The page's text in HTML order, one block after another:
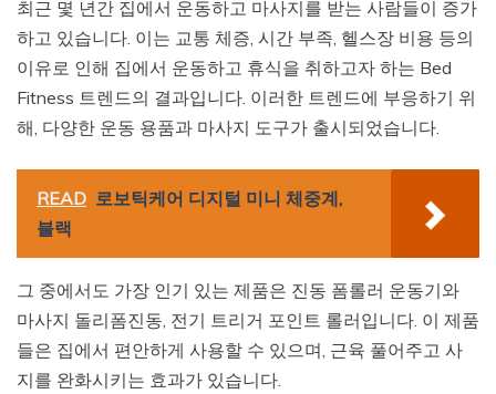
최근 몇 년간 집에서 운동하고 마사지를 받는 사람들이 증가
하고 있습니다. 이는 교통 체증, 시간 부족, 헬스장 비용 등의
이유로 인해 집에서 운동하고 휴식을 취하고자 하는 Bed
Fitness 트렌드의 결과입니다. 이러한 트렌드에 부응하기 위
해, 다양한 운동 용품과 마사지 도구가 출시되었습니다.
READ 로보틱케어 디지털 미니 체중계,
블랙
그 중에서도 가장 인기 있는 제품은 진동 폼롤러 운동기와
마사지 돌리폼진동, 전기 트리거 포인트 롤러입니다. 이 제품
들은 집에서 편안하게 사용할 수 있으며, 근육 풀어주고 사
지를 완화시키는 효과가 있습니다.